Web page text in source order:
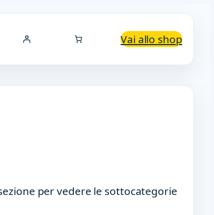
Vai allo shop
per vedere le sottocategorie